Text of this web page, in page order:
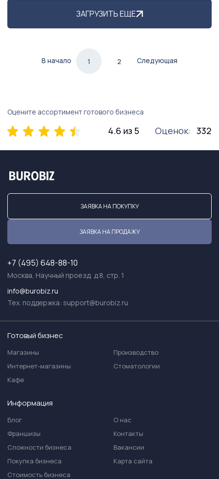
ЗАГРУЗИТЬ ЕЩЕ
В начало 1 2 Следующая
Оцените ассортимент готового бизнеса
4.6 из 5 Оценок: 332
ЗАЯВКА НА ПОКУПКУ
ЗАЯВКА НА ПРОДАЖУ
+7 (495) 648-88-10
Москва, Научный проезд, д.8, стр. 1
info@burobiz.ru
Тех. поддержка: support@burobiz.ru
Готовый бизнес
Магазины
Интернет-магазины
Кафе
Производство
Стоматологии
Информация
Блог
Франшизы
Сложности бизнеса
Покупка бизнеса
Стоимость бизнеса
О нас
Контакты
Вакансии
Карта сайта